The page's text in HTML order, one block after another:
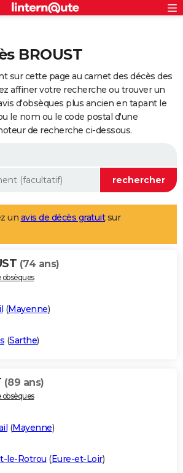
BROUST
sur cette page au carnet des décès des
affiner votre recherche ou trouver un
d'obsèques plus ancien en tapant le
le nom ou le code postal d'une
de recherche ci-dessous.
un avis de décès gratuitsur
(74 ans)
(Mayenne)
(Sarthe)
(89 ans)
(Mayenne)
le-Rotrou (Eure-et-Loir)